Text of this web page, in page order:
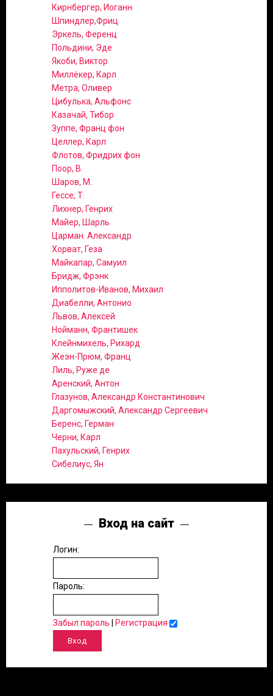
Кирнбергер, Иоганн
Шпиндлер,Фриц
Эркель, Ференц
Польдини, Эде
Якоби, Виктор
Миллёкер, Карл
Метра, Оливер
Цибулька, Альфонс
Казачай, Тибор
Зуппе, Франц фон
Целлер, Карл
Флотов, Фридрих фон
Поор, В.
Шаров, М.
Гессе, Т.
Лихнер, Генрих
Майер, Шарль
Царман. Александр
Хорват, Геза
Майкапар, Самуил
Бридж, Фрэнк
Ипполитов-Иванов, Михаил
Диабелли, Антонио
Львов, Алексей
Нойманн, Франтишек
Клейнмихель, Рихард
Жеэн-Прюм, Франц
Лиль, Руже де
Аренский, Антон
Глазунов, Александр Константинович
Даргомыжский, Александр Сергеевич
Беренс, Герман
Черни, Карл
Пахульский, Генрих
Сибелиус, Ян
Вход на сайт
Логин:
Пароль:
Забыл пароль Регистрация